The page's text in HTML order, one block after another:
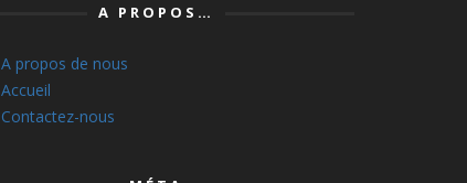
A PROPOS…
A propos de nous
Accueil
Contactez-nous